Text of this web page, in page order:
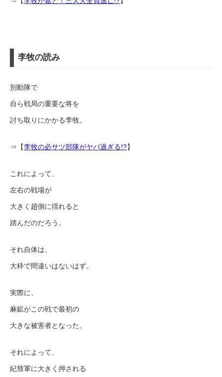
李牧の読み
別動隊で
自ら戦局の重要な将を
討ち取りにかかる李牧。
⇒【李牧の必サツ部隊がヤバ過ぎる!?】
これによって、
左右の戦場が
大きく趙側に揺れると
踏んだのだろう。
それ自体は、
大枠で間違いはないはず。
実際に、
麻鉱がこの戦で最初の
大きな被害者となった。
それによって、
紀彗軍に大きく押される